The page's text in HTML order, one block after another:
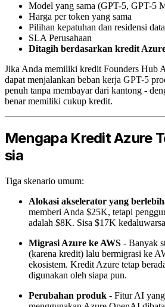
Model yang sama (GPT-5, GPT-5
Harga per token yang sama
Pilihan kepatuhan dan residensi
SLA Perusahaan
Ditagih berdasarkan kredit
Jika Anda memiliki kredit Founders Hub
dapat menjalankan beban kerja GPT-5
penuh tanpa membayar dari kantong -
benar memiliki cukup kredit.
Mengapa Kredit Azure
sia
Tiga skenario umum:
Alokasi akselerator yang
memberi Anda $25K, tetapi
adalah $8K. Sisa $17K
Migrasi Azure ke AWS - Banyak
(karena kredit) lalu bermigrasi ke
ekosistem. Kredit Azure tetap
digunakan oleh siapa pun.
Perubahan produk - Fitur AI